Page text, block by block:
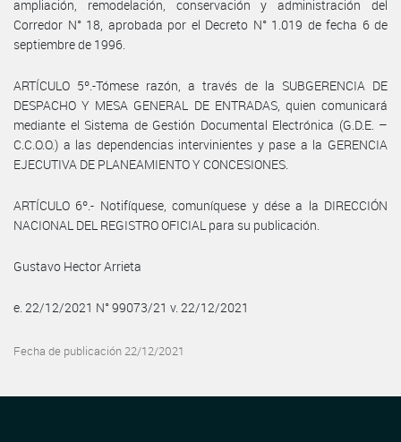
ampliación, remodelación, conservación y administración del
Corredor N° 18, aprobada por el Decreto N° 1.019 de fecha 6 de
septiembre de 1996.
ARTÍCULO 5º.-Tómese razón, a través de la SUBGERENCIA DE
DESPACHO Y MESA GENERAL DE ENTRADAS, quien comunicará
mediante el Sistema de Gestión Documental Electrónica (G.D.E. –
C.C.O.O.) a las dependencias intervinientes y pase a la GERENCIA
EJECUTIVA DE PLANEAMIENTO Y CONCESIONES.
ARTÍCULO 6º.- Notifíquese, comuníquese y dése a la DIRECCIÓN
NACIONAL DEL REGISTRO OFICIAL para su publicación.
Gustavo Hector Arrieta
e. 22/12/2021 N° 99073/21 v. 22/12/2021
Fecha de publicación 22/12/2021